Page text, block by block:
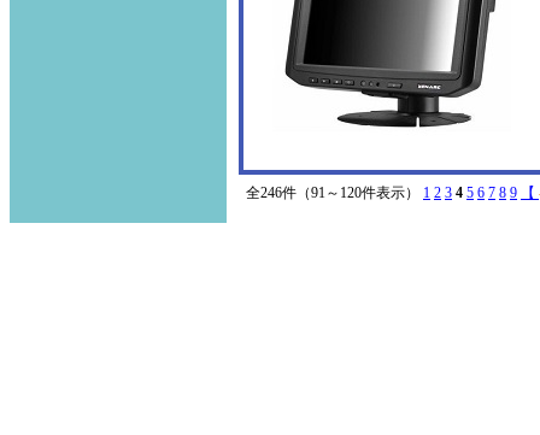
全246件（91～120件表示） 1 2 3 4 5 6 7 8 9 【